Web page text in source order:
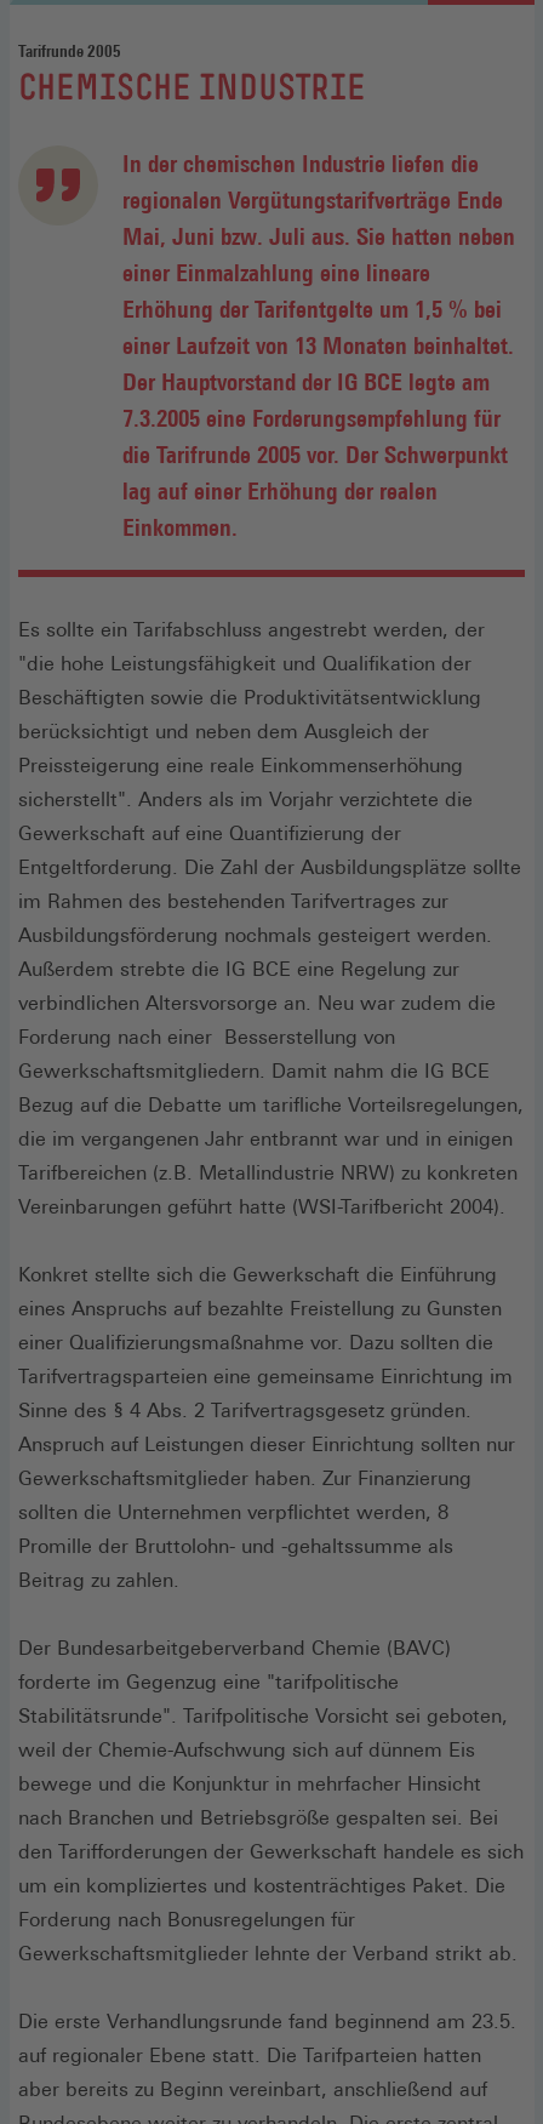
Tarifrunde 2005
:
CHEMISCHE INDUSTRIE
In der chemischen Industrie liefen die
regionalen Vergütungstarifverträge Ende
Mai, Juni bzw. Juli aus. Sie hatten neben
einer Einmalzahlung eine lineare
Erhöhung der Tarifentgelte um 1,5 % bei
einer Laufzeit von 13 Monaten beinhaltet.
Der Hauptvorstand der IG BCE legte am
7.3.2005 eine Forderungsempfehlung für
die Tarifrunde 2005 vor. Der Schwerpunkt
lag auf einer Erhöhung der realen
Einkommen.
Es sollte ein Tarifabschluss angestrebt werden, der
"die hohe Leistungsfähigkeit und Qualifikation der
Beschäftigten sowie die Produktivitätsentwicklung
berücksichtigt und neben dem Ausgleich der
Preissteigerung eine reale Einkommenserhöhung
sicherstellt". Anders als im Vorjahr verzichtete die
Gewerkschaft auf eine Quantifizierung der
Entgeltforderung. Die Zahl der Ausbildungsplätze sollte
im Rahmen des bestehenden Tarifvertrages zur
Ausbildungsförderung nochmals gesteigert werden.
Außerdem strebte die IG BCE eine Regelung zur
verbindlichen Altersvorsorge an. Neu war zudem die
Forderung nach einer Besserstellung von
Gewerkschaftsmitgliedern. Damit nahm die IG BCE
Bezug auf die Debatte um tarifliche Vorteilsregelungen,
die im vergangenen Jahr entbrannt war und in einigen
Tarifbereichen (z.B. Metallindustrie NRW) zu konkreten
Vereinbarungen geführt hatte (WSI-Tarifbericht 2004).
Konkret stellte sich die Gewerkschaft die Einführung
eines Anspruchs auf bezahlte Freistellung zu Gunsten
einer Qualifizierungsmaßnahme vor. Dazu sollten die
Tarifvertragsparteien eine gemeinsame Einrichtung im
Sinne des § 4 Abs. 2 Tarifvertragsgesetz gründen.
Anspruch auf Leistungen dieser Einrichtung sollten nur
Gewerkschaftsmitglieder haben. Zur Finanzierung
sollten die Unternehmen verpflichtet werden, 8
Promille der Bruttolohn- und -gehaltssumme als
Beitrag zu zahlen.
Der Bundesarbeitgeberverband Chemie (BAVC)
forderte im Gegenzug eine "tarifpolitische
Stabilitätsrunde". Tarifpolitische Vorsicht sei geboten,
weil der Chemie-Aufschwung sich auf dünnem Eis
bewege und die Konjunktur in mehrfacher Hinsicht
nach Branchen und Betriebsgröße gespalten sei. Bei
den Tarifforderungen der Gewerkschaft handele es sich
um ein kompliziertes und kostenträchtiges Paket. Die
Forderung nach Bonusregelungen für
Gewerkschaftsmitglieder lehnte der Verband strikt ab.
Die erste Verhandlungsrunde fand beginnend am 23.5.
auf regionaler Ebene statt. Die Tarifparteien hatten
aber bereits zu Beginn vereinbart, anschließend auf